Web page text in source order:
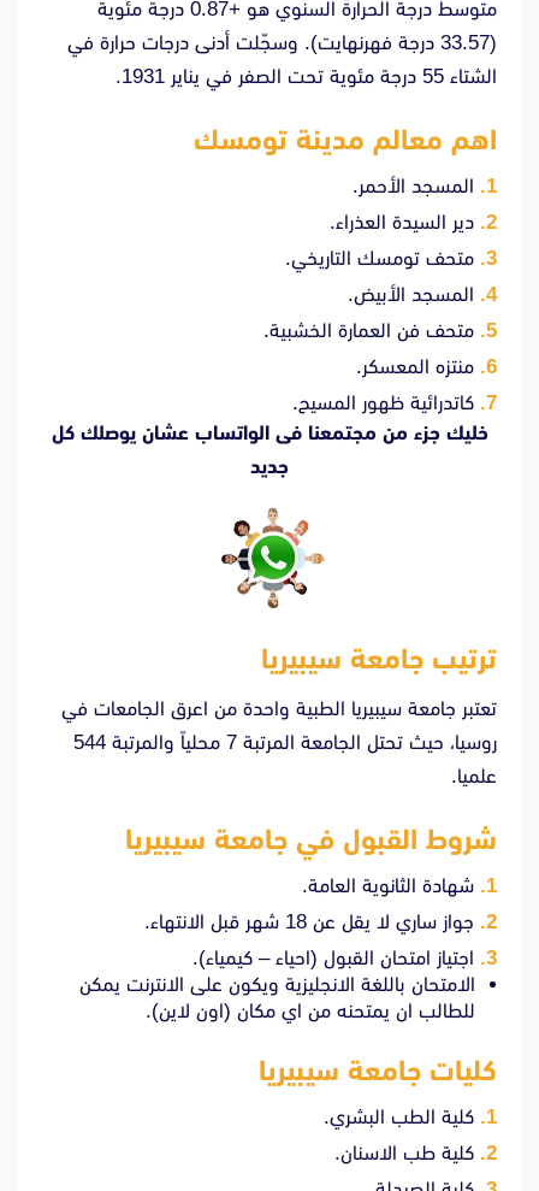
متوسط درجة الحرارة السنوي هو +0.87 درجة مئوية
(33.57 درجة فهرنهايت). وسجّلت أدنى درجات حرارة في
الشتاء 55 درجة مئوية تحت الصفر في يناير 1931.
اهم معالم مدينة تومسك
المسجد الأحمر.
دير السيدة العذراء.
متحف تومسك التاريخي.
المسجد الأبيض.
متحف فن العمارة الخشبية.
منتزه المعسكر.
كاتدرائية ظهور المسيح.
خليك جزء من مجتمعنا فى الواتساب عشان يوصلك كل
جديد
ترتيب جامعة سيبيريا
تعتبر جامعة سيبيريا الطبية واحدة من اعرق الجامعات في
روسيا، حيث تحتل الجامعة المرتبة 7 محلياً والمرتبة 544
علميا.
شروط القبول في جامعة سيبيريا
شهادة الثانوية العامة.
جواز ساري لا يقل عن 18 شهر قبل الانتهاء.
اجتياز امتحان القبول (احياء – كيمياء).
الامتحان باللغة الانجليزية ويكون على الانترنت يمكن
للطالب ان يمتحنه من اي مكان (اون لاين).
كليات جامعة سيبيريا
كلية الطب البشري.
كلية طب الاسنان.